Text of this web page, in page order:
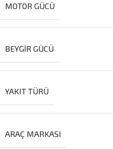
MOTOR GÜCÜ
BEYGIR GÜCÜ
YAKIT TÜRÜ
ARAÇ MARKASI